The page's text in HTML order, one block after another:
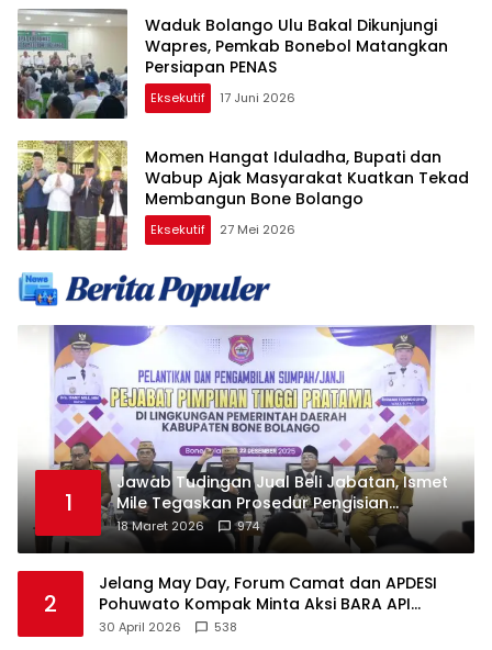
Waduk Bolango Ulu Bakal Dikunjungi
Wapres, Pemkab Bonebol Matangkan
Persiapan PENAS
Eksekutif 17 Juni 2026
Momen Hangat Iduladha, Bupati dan
Wabup Ajak Masyarakat Kuatkan Tekad
Membangun Bone Bolango
Eksekutif 27 Mei 2026
1
Jawab Tudingan Jual Beli Jabatan, Ismet
Mile Tegaskan Prosedur Pengisian
Jabatan
18 Maret 2026 974
2
Jelang May Day, Forum Camat dan APDESI
Pohuwato Kompak Minta Aksi BARA API
Ditunda
30 April 2026 538